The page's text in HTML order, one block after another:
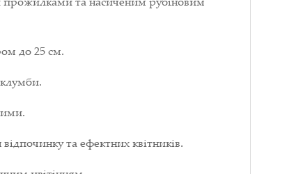
до 25 см.
та ефектних квітників.